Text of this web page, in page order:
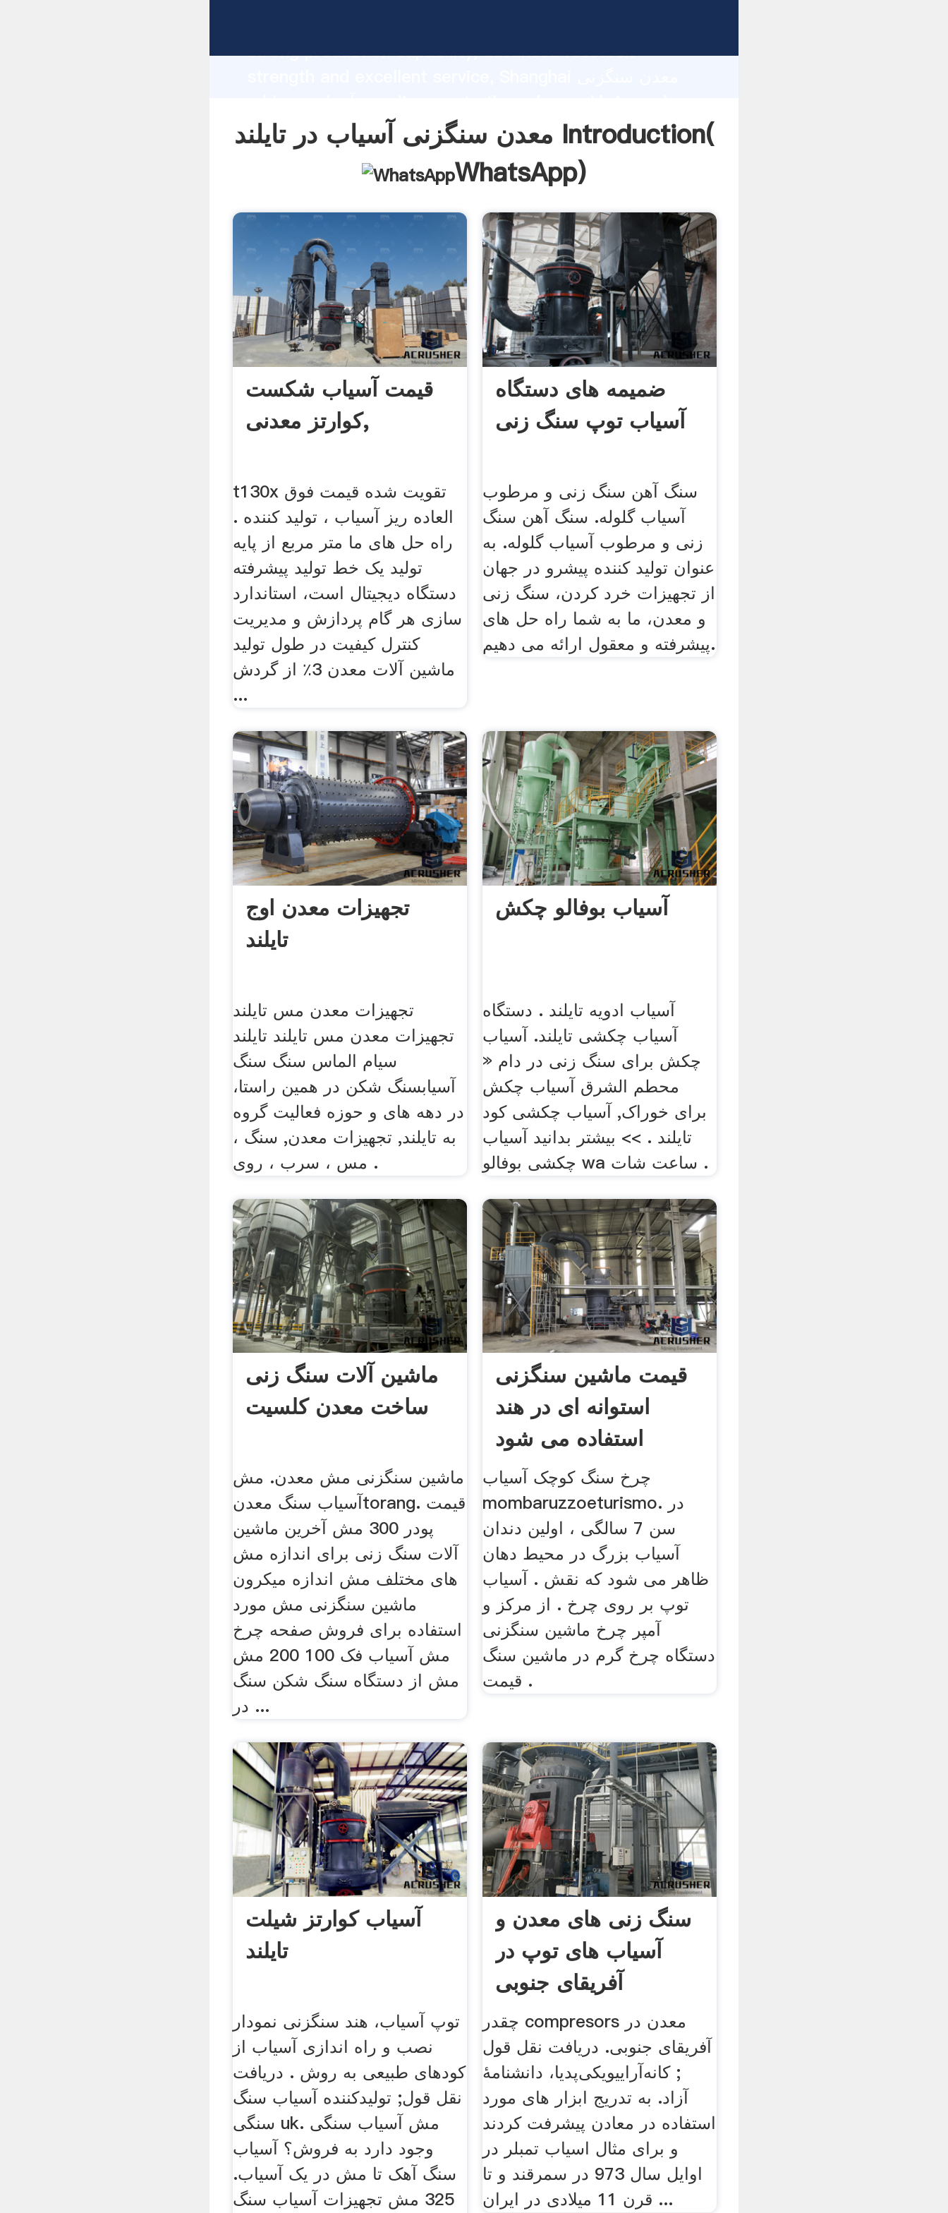
strong production capability, advanced research
to all of customers.
معدن سنگزنی آسیاب در تایلند Introduction(
WhatsApp)
قیمت آسیاب شکست
کوارتز معدنی,
t130x تقویت شده قیمت فوق
العاده ریز آسیاب ، تولید کننده .
راه حل های ما متر مربع از پایه
تولید یک خط تولید پیشرفته
دستگاه دیجیتال است، استاندارد
سازی هر گام پردازش و مدیریت
کنترل کیفیت در طول تولید
ماشین آلات معدن 3٪ از گردش
...
ضمیمه های دستگاه
آسیاب توپ سنگ زنی
سنگ آهن سنگ زنی و مرطوب
آسیاب گلوله. سنگ آهن سنگ
زنی و مرطوب آسیاب گلوله. به
عنوان تولید کننده پیشرو در جهان
از تجهیزات خرد کردن، سنگ زنی
و معدن، ما به شما راه حل های
پیشرفته و معقول ارائه می دهیم.
تجهیزات معدن اوج
تایلند
تجهیزات معدن مس تایلند
تجهیزات معدن مس تایلند تایلند
سیام الماس سنگ سنگ
آسیابسنگ شکن در همین راستا،
در دهه های و حوزه فعالیت گروه
به تایلند, تجهیزات معدن, سنگ ،
مس ، سرب ، روی .
آسیاب بوفالو چکش
آسیاب ادویه تایلند . دستگاه
آسیاب چکشی تایلند. آسیاب
چکش برای سنگ زنی در دام «
محطم الشرق آسیاب چکش
برای خوراک, آسیاب چکشی کود
تایلند . >> بیشتر بدانید آسیاب
چکشی بوفالو wa ساعت شات .
ماشین آلات سنگ زنی
ساخت معدن کلسیت
ماشین سنگزنی مش معدن. مش
آسیاب سنگ معدنtorang. قیمت
پودر 300 مش آخرین ماشین
آلات سنگ زنی برای اندازه مش
های مختلف مش اندازه میکرون
ماشین سنگزنی مش مورد
استفاده برای فروش صفحه چرخ
مش آسیاب فک 100 200 مش
مش از دستگاه سنگ شکن سنگ
در ...
قیمت ماشین سنگزنی
استوانه ای در هند
استفاده می شود
چرخ سنگ کوچک آسیاب
mombaruzzoeturismo. در
سن 7 سالگی ، اولین دندان
آسیاب بزرگ در محیط دهان
ظاهر می شود كه نقش . آسیاب
توپ بر روی چرخ . از مرکز و
آمپر چرخ ماشین سنگزنی
دستگاه چرخ گرم در ماشین سنگ
. قیمت
آسیاب کوارتز شیلت
تایلند
توپ آسیاب، هند سنگزنی نمودار
نصب و راه اندازی آسیاب از
کودهای طبیعی به روش . دریافت
نقل قول; تولیدکننده آسیاب سنگ
سنگی uk. مش آسیاب سنگی
وجود دارد به فروش؟ آسیاب
سنگ آهک تا مش در یک آسیاب.
325 مش تجهیزات آسیاب سنگ
سنگ زنی های معدن و
آسیاب های توپ در
آفریقای جنوبی
چقدر compresors معدن در
آفریقای جنوبی. دریافت نقل قول
; کانه‌آراییویکی‌پدیا، دانشنامهٔ
آزاد. به تدریج ابزار های مورد
استفاده در معادن پیشرفت کردند
و برای مثال اسیاب تمبلر در
اوایل سال 973 در سمرقند و تا
قرن 11 میلادی در ایران ...